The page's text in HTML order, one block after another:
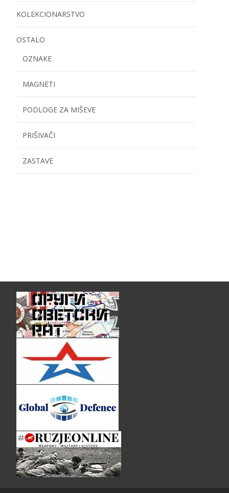
KOLEKCIONARSTVO
OSTALO
OZNAKE
MAGNETI
PODLOGE ZA MIŠEVE
PRIŠIVAČI
ZASTAVE